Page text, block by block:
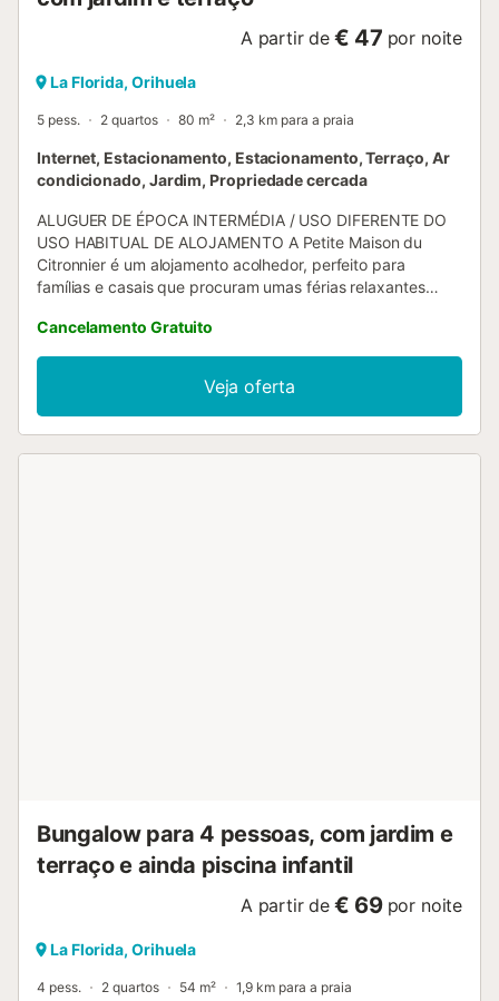
A partir de € 47 por noite
La Florida, Orihuela
5 pess. 2 quartos 80 m² 2,3 km para a praia
Internet, Estacionamento, Estacionamento, Terraço, Ar
condicionado, Jardim, Propriedade cercada
ALUGUER DE ÉPOCA INTERMÉDIA / USO DIFERENTE DO
USO HABITUAL DE ALOJAMENTO A Petite Maison du
Citronnier é um alojamento acolhedor, perfeito para
famílias e casais que procuram umas férias relaxantes
de 80 metros quadrados oferece um espaço íntimo e bem
equipado para acomodar até 5 pessoas. Embora não
possua piscina comunitária, os hóspedes poderão
desfrutar do complexo: THE EMERALD ISLA (100m) com
piscina, restaurante, bar e muito mais. O interior é
Cancelamento Gratuito
Veja oferta
Bungalow para 4 pessoas, com jardim e
terraço e ainda piscina infantil
A partir de € 69 por noite
La Florida, Orihuela
4 pess. 2 quartos 54 m² 1,9 km para a praia